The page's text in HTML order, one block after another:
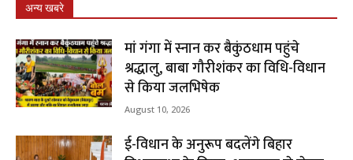
अन्य खबरे
मां गंगा में स्नान कर बैकुंठधाम पहुंचे
श्रद्धालु, बाबा गौरीशंकर का विधि-विधान
से किया जलभिषेक
August 10, 2026
ई-विधान के अनुरूप बदलेंगे बिहार